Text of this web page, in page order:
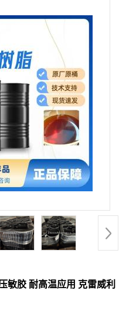
敏胶 耐高温应用 克雷威利